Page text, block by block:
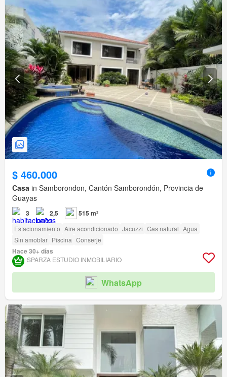
$ 460.000
Casa in Samborondon, Cantón Samborondón, Provincia de
Guayas
3 2,5 515 m²
Estacionamiento Aire acondicionado Jacuzzi Gas natural Agua
Sin amoblar Piscina Conserje
Hace 30+ días
SPARZA ESTUDIO INMOBILIARIO
WhatsApp